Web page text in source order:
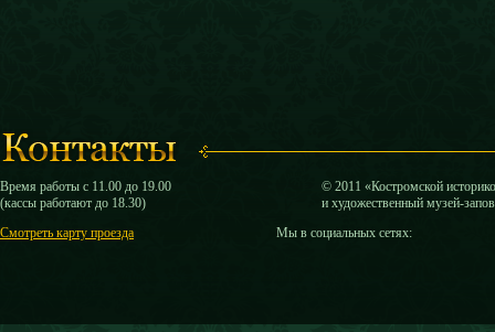
Время работы с 11.00 до 19.00
(кассы работают до 18.30)
Смотреть карту проезда
© 2011 «Костромской
и художественный музей-
Мы в социальных сетях: